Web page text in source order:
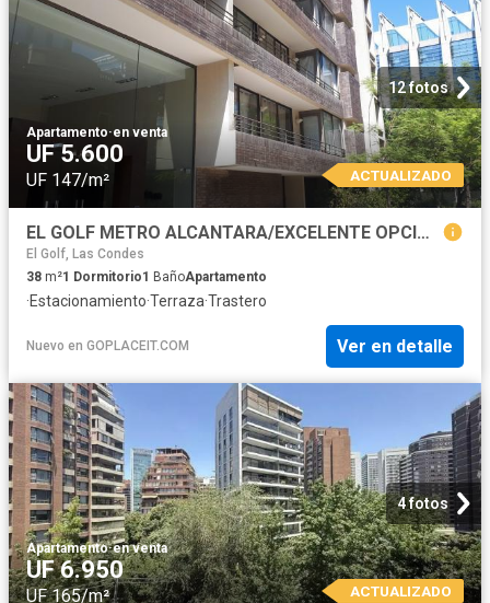
12 fotos
Apartamento·en venta
UF 5.600
UF 147/m² ACTUALIZADO
EL GOLF METRO ALCANTARA/EXCELENTE OPCION COMPRA, Las Condes
El Golf, Las Condes
38 m²1 Dormitorio1 BañoApartamento
·Estacionamiento·Terraza·Trastero
Nuevo en GOPLACEIT.COM Ver en detalle
4 fotos
Apartamento·en venta
UF 6.950
UF 165/m² ACTUALIZADO